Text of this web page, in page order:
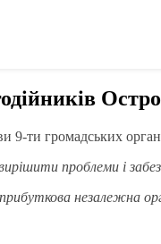
9-ти громадських
проблеми і
незалежна